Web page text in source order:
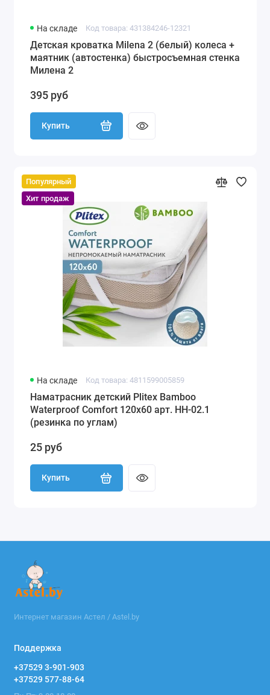
На складе Код товара: 431384246-12321
Детская кроватка Milena 2 (белый) колеса +
маятник (автостенка) быстросъемная стенка
Милена 2
395 руб
Купить
Популярный
Хит продаж
На складе Код товара: 4811599005859
Наматрасник детский Plitex Bamboo
Waterproof Comfort 120х60 арт. НН-02.1
(резинка по углам)
25 руб
Купить
Интернет магазин Астел / Astel.by
Поддержка
+37529 3-901-903
+37529 577-88-64